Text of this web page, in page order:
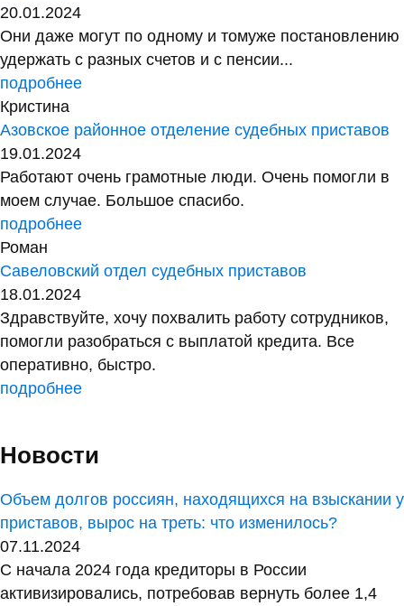
20.01.2024
Они даже могут по одному и томуже постановлению
удержать с разных счетов и с пенсии...
подробнее
Кристина
Азовское районное отделение судебных приставов
19.01.2024
Работают очень грамотные люди. Очень помогли в
моем случае. Большое спасибо.
подробнее
Роман
Савеловский отдел судебных приставов
18.01.2024
Здравствуйте, хочу похвалить работу сотрудников,
помогли разобраться с выплатой кредита. Все
оперативно, быстро.
подробнее
Новости
Объем долгов россиян, находящихся на взыскании у
приставов, вырос на треть: что изменилось?
07.11.2024
С начала 2024 года кредиторы в России
активизировались, потребовав вернуть более 1,4